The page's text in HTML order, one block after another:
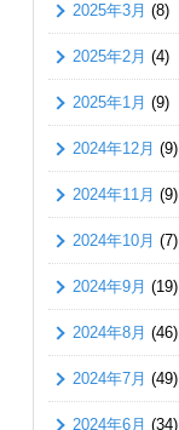
2025年3月 (8)
2025年2月 (4)
2025年1月 (9)
2024年12月 (9)
2024年11月 (9)
2024年10月 (7)
2024年9月 (19)
2024年8月 (46)
2024年7月 (49)
2024年6月 (34)